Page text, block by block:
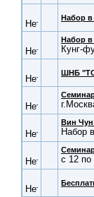
Набор в
Набор в
Кунг-
ШНБ
Вин Чун
Набор
с 12 по